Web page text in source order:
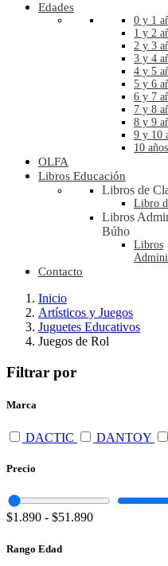
Edades
0 y 1
1 y 2
2 y 3
3 y 4
4 y 5
5 y 6
6 y 7
7 y 8
8 y 9
9 y 10
10
OLFA
Libros Educación
Libros de
Libro
Libros
Búho
Libros
Contacto
Inicio
Artísticos y Juegos
Juguetes Educativos
Juegos de Rol
Filtrar por
Marca
DACTIC DANTOY
Precio
$1.890 - $51.890
Rango Edad